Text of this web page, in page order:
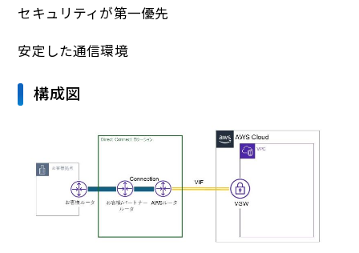
セキュリティが第一優先
安定した通信環境
構成図